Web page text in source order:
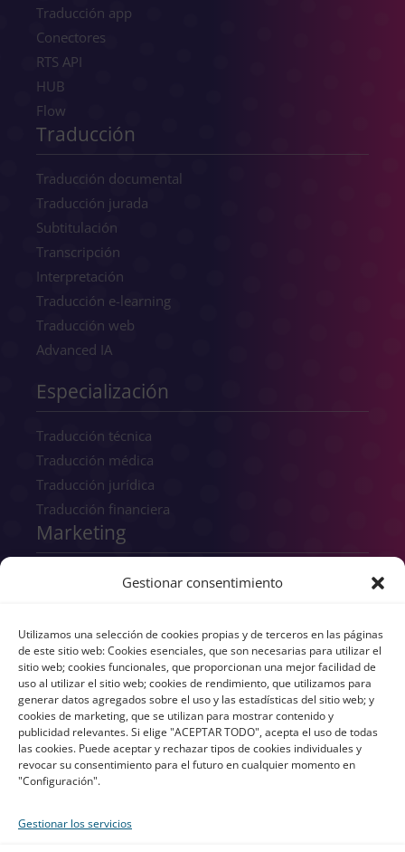
Gestionar consentimiento
Utilizamos una selección de cookies propias y de terceros en las páginas
de este sitio web: Cookies esenciales, que son necesarias para utilizar el
sitio web; cookies funcionales, que proporcionan una mejor facilidad de
uso al utilizar el sitio web; cookies de rendimiento, que utilizamos para
generar datos agregados sobre el uso y las estadísticas del sitio web; y
cookies de marketing, que se utilizan para mostrar contenido y
publicidad relevantes. Si elige "ACEPTAR TODO", acepta el uso de todas
las cookies. Puede aceptar y rechazar tipos de cookies individuales y
revocar su consentimiento para el futuro en cualquier momento en
"Configuración".
Gestionar los servicios
Traducción app
Conectores
RTS API
HUB
Flow
Traducción
Traducción documental
Traducción jurada
Subtitulación
Transcripción
Interpretación
Traducción e-learning
Traducción web
Advanced IA
Especialización
Traducción técnica
Traducción médica
Traducción jurídica
Traducción financiera
Marketing
Consultoría digital
Copywriting
Transcreación
UX/UI
Branding